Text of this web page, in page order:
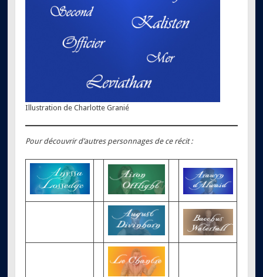
Illustration de Charlotte Granié
Pour découvrir d’autres personnages de ce récit :